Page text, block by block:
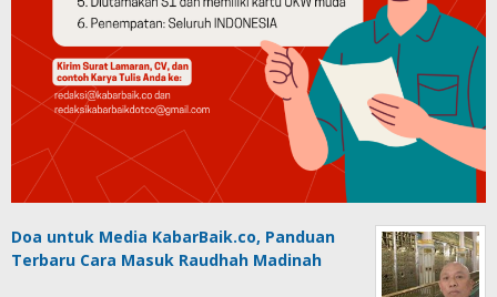
Doa untuk Media KabarBaik.co, Panduan
Terbaru Cara Masuk Raudhah Madinah